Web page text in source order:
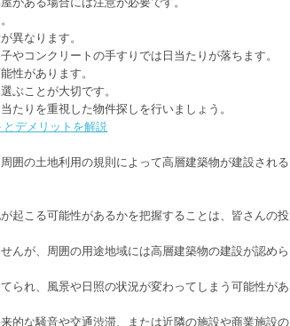
異なります。
コンクリートの手すりでは日当たりが落ちます。
性があります。
ぶことが大切です。
たりを重視した物件探しを行いましょう。
デメリットを解説
囲の土地利用の規則によって高層建築物が建設される
起こる可能性があるかを把握することは、皆さんの投
んが、周囲の用途地域には高層建築物の建設が認めら
られ、風景や日照の状況が変わってしまう可能性があ
的な騒音や交通渋滞、または近隣の施設や商業施設の